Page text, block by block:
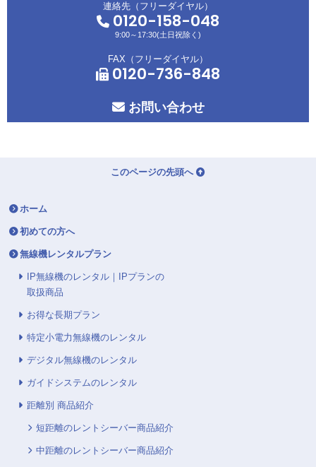
連絡先（フリーダイヤル）
0120-158-048
9:00～17:30(土日祝除く)
FAX（フリーダイヤル）
0120-736-848
お問い合わせ
このページの先頭へ
ホーム
初めての方へ
無線機レンタルプラン
IP無線機のレンタル｜IPプランの
取扱商品
お得な長期プラン
特定小電力無線機のレンタル
デジタル無線機のレンタル
ガイドシステムのレンタル
距離別 商品紹介
短距離のレントシーバー商品紹介
中距離のレントシーバー商品紹介